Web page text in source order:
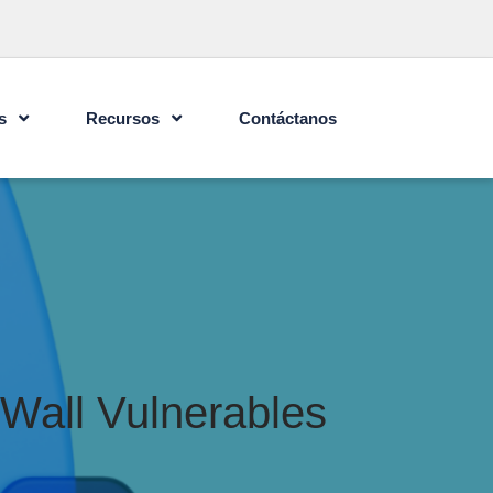
Recursos Contáctanos
Vulnerables